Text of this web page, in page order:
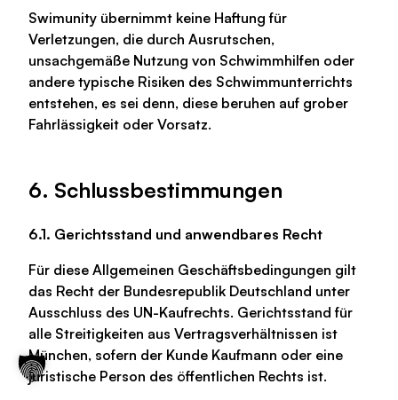
Swimunity übernimmt keine Haftung für
Verletzungen, die durch Ausrutschen,
unsachgemäße Nutzung von Schwimmhilfen oder
andere typische Risiken des Schwimmunterrichts
entstehen, es sei denn, diese beruhen auf grober
Fahrlässigkeit oder Vorsatz.
6. Schlussbestimmungen
6.1. Gerichtsstand und anwendbares Recht
Für diese Allgemeinen Geschäftsbedingungen gilt
das Recht der Bundesrepublik Deutschland unter
Ausschluss des UN-Kaufrechts. Gerichtsstand für
alle Streitigkeiten aus Vertragsverhältnissen ist
München, sofern der Kunde Kaufmann oder eine
juristische Person des öffentlichen Rechts ist.